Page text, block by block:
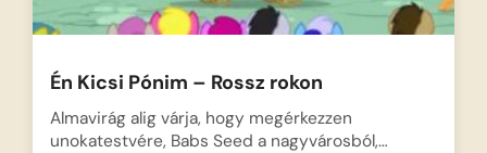
Én Kicsi Pónim – Rossz rokon
Almavirág alig várja, hogy megérkezzen
unokatestvére, Babs Seed a nagyvárosból,…